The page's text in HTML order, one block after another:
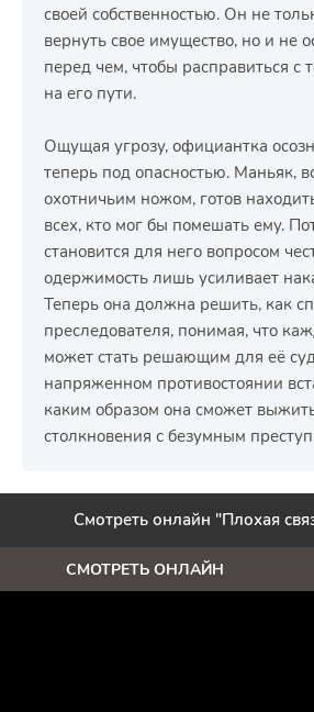
своей собственностью. Он не
вернуть свое имущество, но и не
перед чем, чтобы расправиться с
на его пути.
Ощущая угрозу, официантка
теперь под опасностью. Маньяк,
охотничьим ножом, готов
всех, кто мог бы помешать ему.
становится для него вопросом
одержимость лишь усиливает
Теперь она должна решить, как
преследователя, понимая, что
может стать решающим для её
напряженном противостоянии
каким образом она сможет
столкновения с безумным
Смотреть онлайн "Плохая
СМОТРЕТЬ ОНЛАЙН